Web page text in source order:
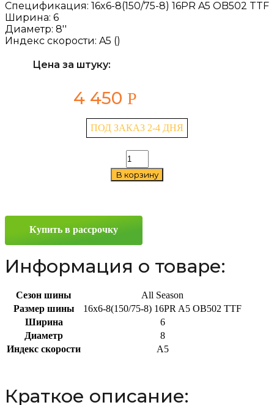
Спецификация: 16x6-8(150/75-8) 16PR A5 OB502 TTF
Ширина: 6
Диаметр: 8''
Индекс скорости: A5 ()
Цена за штуку:
4 450 Р
ПОД ЗАКАЗ 2-4 ДНЯ
Количество
товара
Advance
В корзину
Купить в рассрочку
Информация о товаре:
Сезон шины
All Season
Размер шины
16x6-8(150/75-8) 16PR A5 OB502 TTF
Ширина
6
Диаметр
8
Индекс скорости
A5
Краткое описание: